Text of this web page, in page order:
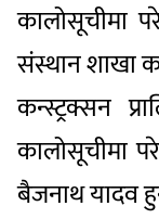
कालोसूचीमा
संस्थान शाखा
कन्स्ट्रक्सन
कालोसूचीमा
बैजनाथ यादव